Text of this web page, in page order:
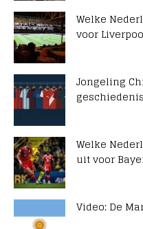
Welke
voor
Jongeling
Welke
uit voor
Video: De